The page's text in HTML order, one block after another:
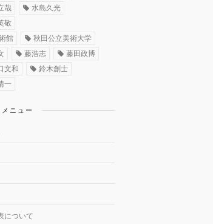
哉
水島久光
敬
館
秋田公立美術大学
藤浩志
藤田政博
文和
鈴木創士
一
メニュー
について